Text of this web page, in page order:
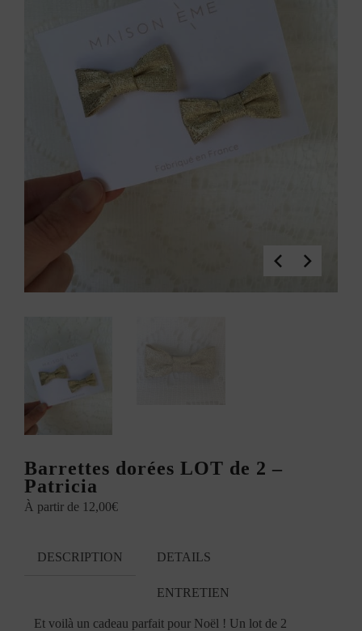
Barrettes dorées LOT de 2 –
Patricia
À partir de 12,00€
DESCRIPTION DETAILS
ENTRETIEN
Et voilà un cadeau parfait pour Noël ! Un lot de 2